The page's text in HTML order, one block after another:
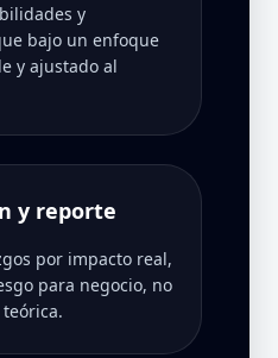
y
bajo un enfoque
y ajustado al
y reporte
por impacto real,
para negocio, no